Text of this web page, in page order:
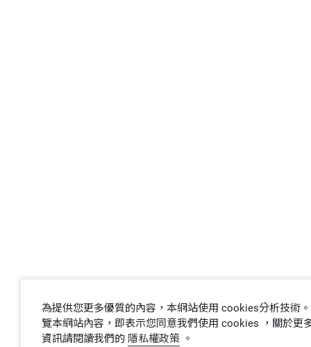
為提供您更多優質的內容，本網站使用 cookies分析技術
覽本網站內容，即表示您同意我們使用 cookies ，關於更
資訊請閱讀我們的 隱私權政策 。